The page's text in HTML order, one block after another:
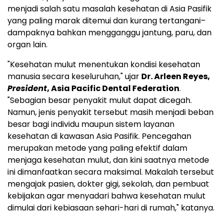
menjadi salah satu masalah kesehatan di Asia Pasifik
yang paling marak ditemui dan kurang tertangani–
dampaknya bahkan mengganggu jantung, paru, dan
organ lain.
"Kesehatan mulut menentukan kondisi kesehatan
manusia secara keseluruhan," ujar Dr. Arleen Reyes,
President, Asia Pacific Dental Federation.
"Sebagian besar penyakit mulut dapat dicegah.
Namun, jenis penyakit tersebut masih menjadi beban
besar bagi individu maupun sistem layanan
kesehatan di kawasan Asia Pasifik. Pencegahan
merupakan metode yang paling efektif dalam
menjaga kesehatan mulut, dan kini saatnya metode
ini dimanfaatkan secara maksimal. Makalah tersebut
mengajak pasien, dokter gigi, sekolah, dan pembuat
kebijakan agar menyadari bahwa kesehatan mulut
dimulai dari kebiasaan sehari-hari di rumah," katanya.